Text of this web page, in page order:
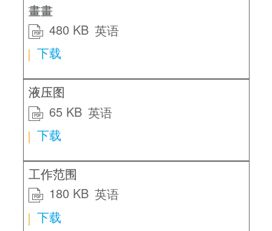
畫畫
英语
PDF
480 KB
下载
液压图
英语
PDF
65 KB
下载
工作范围
英语
PDF
180 KB
下载